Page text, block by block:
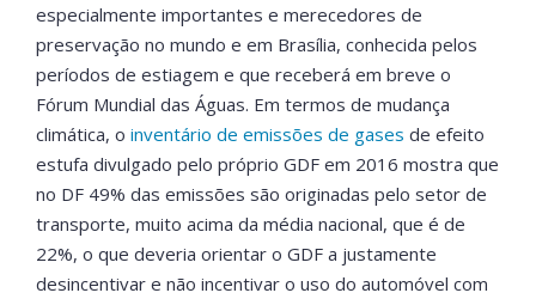
especialmente importantes e merecedores de
preservação no mundo e em Brasília, conhecida pelos
períodos de estiagem e que receberá em breve o
Fórum Mundial das Águas. Em termos de mudança
climática, o inventário de emissões de gases de efeito
estufa divulgado pelo próprio GDF em 2016 mostra que
no DF 49% das emissões são originadas pelo setor de
transporte, muito acima da média nacional, que é de
22%, o que deveria orientar o GDF a justamente
desincentivar e não incentivar o uso do automóvel com